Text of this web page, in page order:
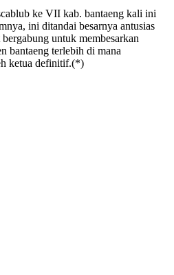
ke VII kab. bantaeng kali ini
ini ditandai besarnya antusias
untuk membesarkan
bantaeng terlebih di mana
ketua definitif.(*)